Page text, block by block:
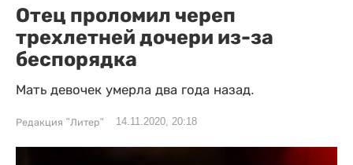
Отец проломил череп
трехлетней дочери из-за
беспорядка
Мать девочек умерла два года назад.
Редакция "Литер" 14.11.2020, 20:18